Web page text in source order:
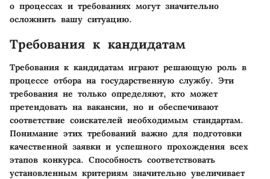
о процессах и требованиях могут значительно
осложнить вашу ситуацию.
Требования к кандидатам
Требования к кандидатам играют решающую роль в
процессе отбора на государственную службу. Эти
требования не только определяют, кто может
претендовать на вакансии, но и обеспечивают
соответствие соискателей необходимым стандартам.
Понимание этих требований важно для подготовки
качественной заявки и успешного прохождения всех
этапов конкурса. Способность соответствовать
установленным критериям значительно увеличивает